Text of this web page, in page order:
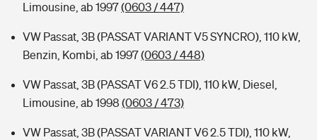
Limousine, ab 1997(0603 / 447)
VW Passat, 3B (PASSAT VARIANT V5 SYNCRO), 110 kW,
Benzin, Kombi, ab 1997(0603 / 448)
VW Passat, 3B (PASSAT V6 2.5 TDI), 110 kW, Diesel,
Limousine, ab 1998 (0603 / 473)
VW Passat, 3B (PASSAT VARIANT V6 2.5 TDI), 110 kW,